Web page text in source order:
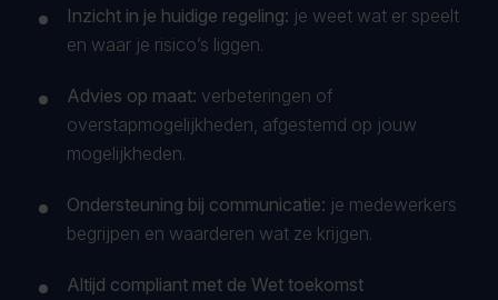
Inzicht in je huidige regeling: je weet wat er speelt
en waar je risico’s liggen.
Advies op maat: verbeteringen of
overstapmogelijkheden, afgestemd op jouw
mogelijkheden.
Ondersteuning bij communicatie: je medewerkers
begrijpen en waarderen wat ze krijgen.
Altijd compliant met de Wet toekomst